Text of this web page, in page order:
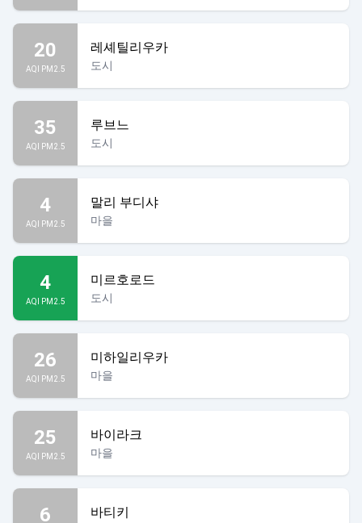
20
AQI PM2.5
레셰틸리우카
도시
35
AQI PM2.5
루브느
도시
4
AQI PM2.5
말리 부디샤
마을
4
AQI PM2.5
미르호로드
도시
26
AQI PM2.5
미하일리우카
마을
25
AQI PM2.5
바이라크
마을
6 바티키